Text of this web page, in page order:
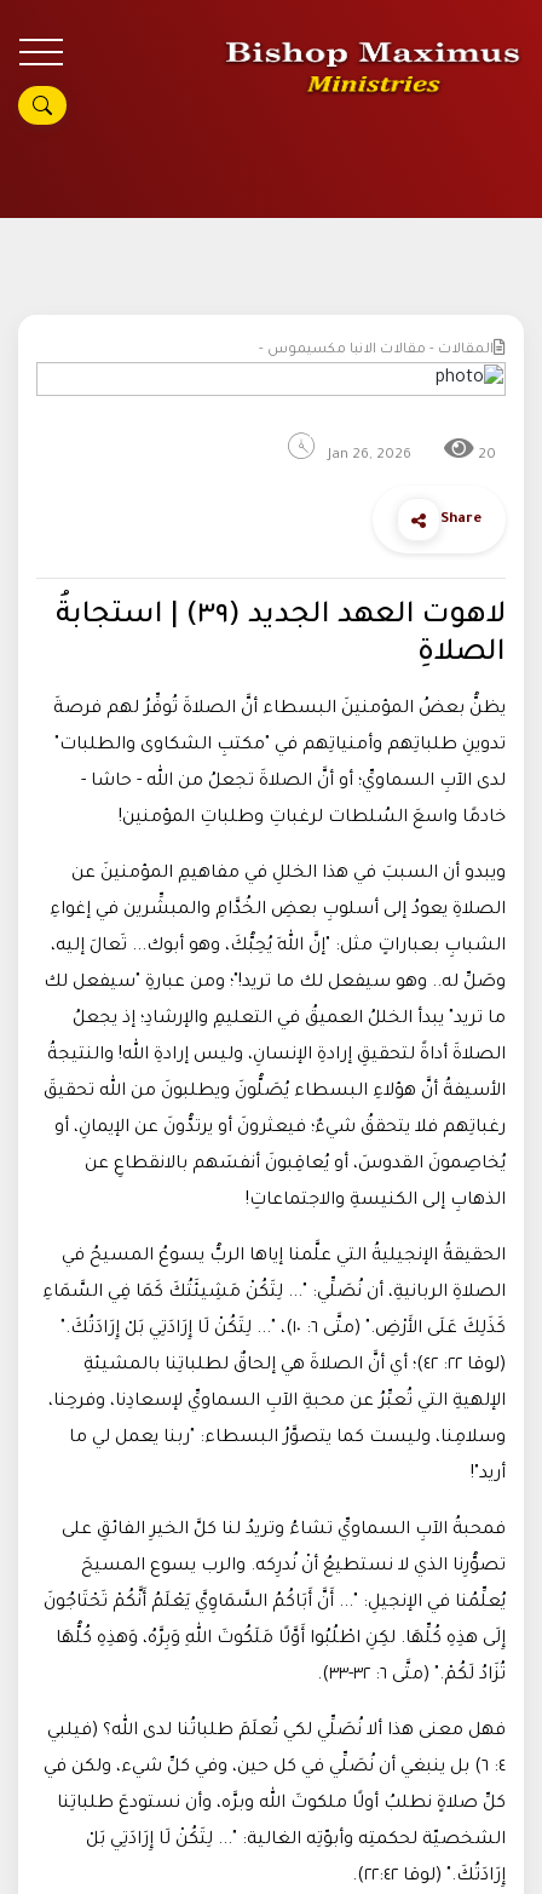
المقالات - مقالات الانبا مكسيموس -
Jan 26, 2026 20
Share
لاهوت العهد الجديد (٣٩) | استجابةُ
الصلاةِ
يظنُّ بعضُ المؤمنينَ البسطاء أنَّ الصلاةَ تُوفِّرُ لهم فرصةَ
تدوينِ طلباتِهم وأمنياتِهم في "مكتبِ الشكاوى والطلبات"
لدى الآبِ السماويِّ؛ أو أنَّ الصلاةَ تجعلُ من الله - حاشا -
خادمًا واسعَ السُلطات لرغباتِ وطلباتِ المؤمنين!
ويبدو أن السببَ في هذا الخللِ في مفاهيمِ المؤمنينَ عن
الصلاةِ يعودُ إلى أسلوبِ بعضِ الخُدَّامِ والمبشِّرين في إغواءِ
الشبابِ بعباراتٍ مثل: "إنَّ اللهَ يُحِبُّكَ، وهو أبوك... تَعالَ إليه،
وصَلِّ له.. وهو سيفعل لك ما تريد!"؛ ومن عبارةِ "سيفعل لك
ما تريد" يبدأ الخللُ العميقُ في التعليمِ والإرشادِ؛ إذ يجعلُ
الصلاةَ أداةً لتحقيقِ إرادةِ الإنسانِ، وليس إرادةِ الله! والنتيجةُ
الأسيفةُ أنَّ هؤلاءِ البسطاء يُصَلُّونَ ويطلبونَ من الله تحقيقَ
رغباتِهم فلا يتحققُ شيءٌ؛ فيعثرونَ أو يرتدُّونَ عن الإيمانِ، أو
يُخاصِمونَ القدوسَ، أو يُعاقِبونَ أنفسَهم بالانقطاعِ عن
الذهابِ إلى الكنيسةِ والاجتماعاتِ!
الحقيقةُ الإنجيليةُ التي علَّمنا إياها الربُّ يسوعُ المسيحُ في
الصلاةِ الربانيةِ، أن نُصَلِّي: "... لِتَكُنْ مَشِيئَتُكَ كَمَا فِي السَّمَاءِ
كَذَلِكَ عَلَى الأَرْضِ." (متَّى ٦: ١٠)، "... لِتَكُنْ لَا إِرَادَتِي بَلْ إِرَادَتُكَ."
(لوقا ٢٢: ٤٢)؛ أي أنَّ الصلاةَ هي إلحاقٌ لطلباتِنا بالمشيئةِ
الإلهيةِ التي تُعبِّرُ عن محبةِ الآبِ السماويِّ لإسعادِنا، وفرحِنا،
وسلامِنا، وليست كما يتصوَّرُ البسطاء: "ربنا يعمل لي ما
أريد"!
فمحبةُ الآبِ السماويِّ تشاءُ وتريدُ لنا كلَّ الخيرِ الفائقِ على
تصوُّرِنا الذي لا نستطيعُ أنْ نُدرِكه. والرب يسوع المسيحَ
يُعلِّمُنا في الإنجيلِ: "... أَنَّ أَبَاكُمُ السَّمَاوِيَّ يَعْلَمُ أَنَّكُمْ تَحْتَاجُونَ
إِلَى هذِهِ كُلِّهَا. لكِنِ اطْلُبُوا أَوَّلًا مَلَكُوتَ اللهِ وَبِرَّهُ، وَهذِهِ كُلُّهَا
تُزَادُ لَكُمْ." (متَّى ٦: ٣٢-٣٣).
فهل معنى هذا ألا نُصَلِّي لكي تُعلَمَ طلباتُنا لدى الله؟ (فيلبي
٤: ٦) بل ينبغي أن نُصَلِّي في كل حين، وفي كلِّ شيء، ولكن في
كلِّ صلاةٍ نطلبُ أولًا ملكوتَ الله وبرَّه، وأن نستودعَ طلباتِنا
الشخصيّة لحكمتِه وأبوّتِه الغالية: "... لِتَكُنْ لَا إِرَادَتِي بَلْ
إِرَادَتُكَ." (لوقا ٢٢:٤٢).